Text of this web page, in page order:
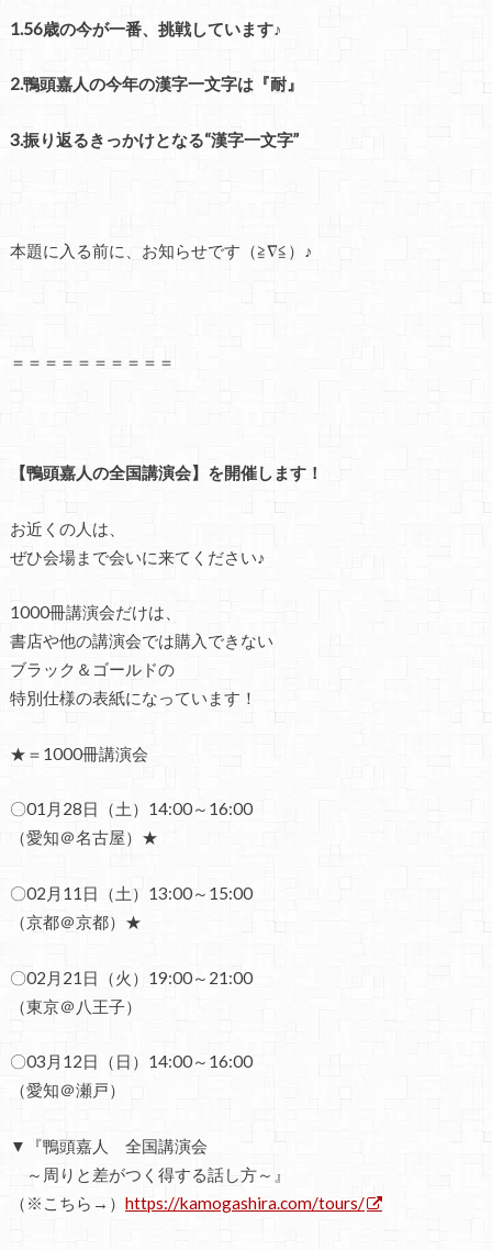
1.56歳の今が一番、挑戦しています♪
2.鴨頭嘉人の今年の漢字一文字は『耐』
3.振り返るきっかけとなる“漢字一文字”
本題に入る前に、お知らせです（≧∇≦）♪
＝＝＝＝＝＝＝＝＝＝
【鴨頭嘉人の全国講演会】を開催します！
お近くの人は、
ぜひ会場まで会いに来てください♪
1000冊講演会だけは、
書店や他の講演会では購入できない
ブラック＆ゴールドの
特別仕様の表紙になっています！
★＝1000冊講演会
〇01月28日（土）14:00～16:00
（愛知＠名古屋）★
〇02月11日（土）13:00～15:00
（京都＠京都）★
〇02月21日（火）19:00～21:00
（東京＠八王子）
〇03月12日（日）14:00～16:00
（愛知＠瀬戸）
▼『鴨頭嘉人 全国講演会
～周りと差がつく得する話し方～』
（※こちら→） https://kamogashira.com/tours/